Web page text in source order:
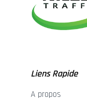
Liens Rapide
A propos